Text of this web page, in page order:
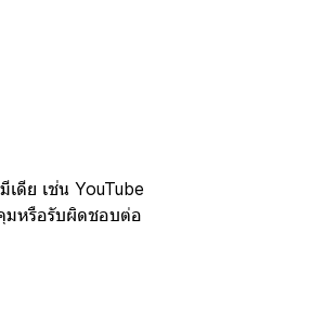
ดีย เช่น YouTube
มหรือรับผิดชอบต่อ